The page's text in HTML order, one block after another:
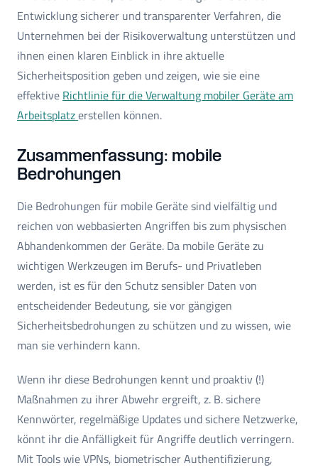
Entwicklung sicherer und transparenter Verfahren, die
Unternehmen bei der Risikoverwaltung unterstützen und
ihnen einen klaren Einblick in ihre aktuelle
Sicherheitsposition geben und zeigen, wie sie eine
effektive Richtlinie für die Verwaltung mobiler Geräte am
Arbeitsplatzerstellen können.
Zusammenfassung: mobile
Bedrohungen
Die Bedrohungen für mobile Geräte sind vielfältig und
reichen von webbasierten Angriffen bis zum physischen
Abhandenkommen der Geräte. Da mobile Geräte zu
wichtigen Werkzeugen im Berufs- und Privatleben
werden, ist es für den Schutz sensibler Daten von
entscheidender Bedeutung, sie vor gängigen
Sicherheitsbedrohungen zu schützen und zu wissen, wie
man sie verhindern kann.
Wenn ihr diese Bedrohungen kennt und proaktiv (!)
Maßnahmen zu ihrer Abwehr ergreift, z. B. sichere
Kennwörter, regelmäßige Updates und sichere Netzwerke,
könnt ihr die Anfälligkeit für Angriffe deutlich verringern.
Mit Tools wie VPNs, biometrischer Authentifizierung,